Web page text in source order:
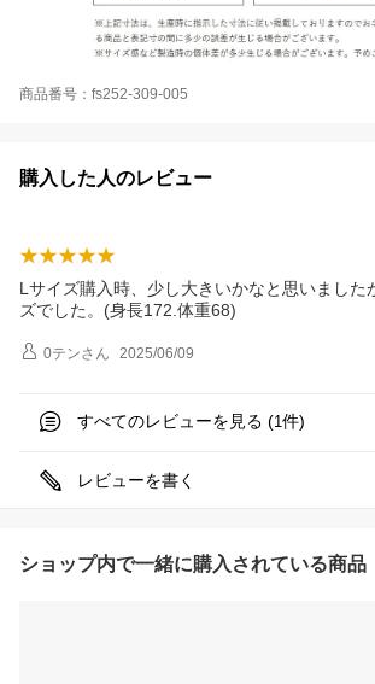
商品番号：fs252-309-005
購入した人のレビュー
Lサイズ購入時、少し大きいかなと思いました
ズでした。(身長172.体重68)
0テンさん 2025/06/09
すべてのレビューを見る (1件)
レビューを書く
ショップ内で一緒に購入されている商品